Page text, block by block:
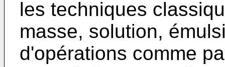
les techniques
masse, solution,
d'opérations comme